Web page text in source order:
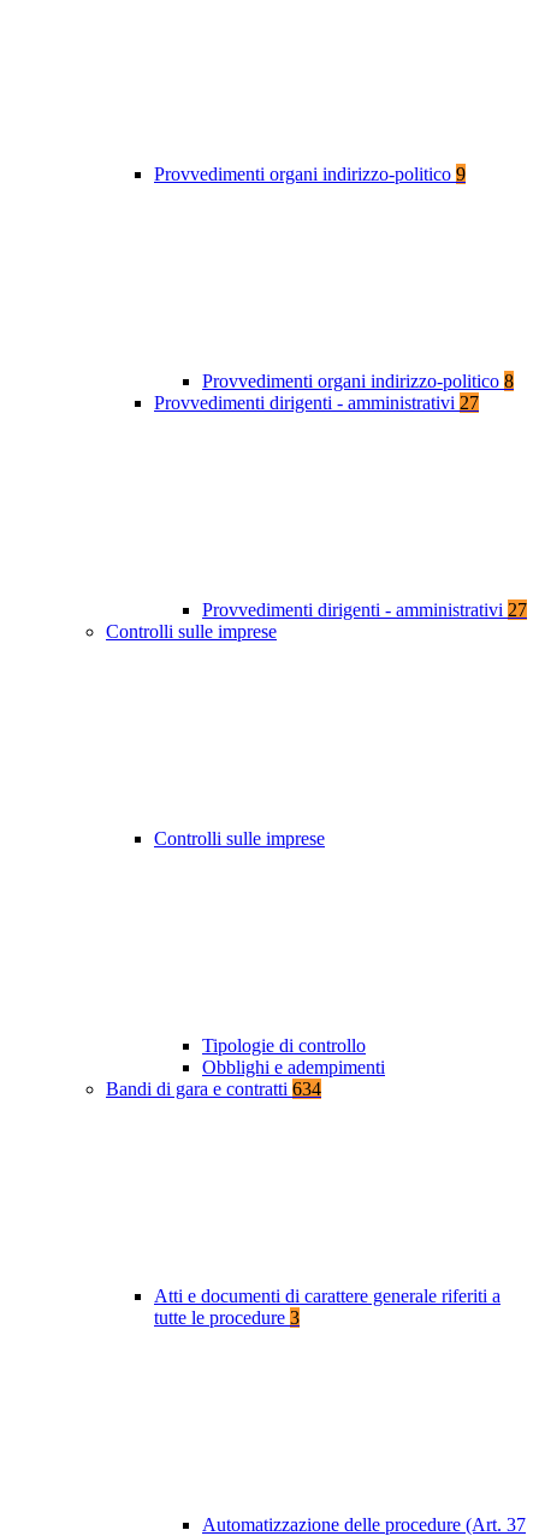
Provvedimenti organi indirizzo-politico 9
Provvedimenti organi indirizzo-politico 8
Provvedimenti dirigenti - amministrativi 27
Provvedimenti dirigenti - amministrativi 27
Controlli sulle imprese
Controlli sulle imprese
Tipologie di controllo
Obblighi e adempimenti
Bandi di gara e contratti 634
Atti e documenti di carattere generale riferiti a
tutte le procedure 3
Automatizzazione delle procedure (Art. 37